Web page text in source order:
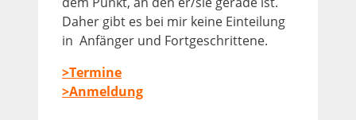
Daher gibt es bei mir keine Einteilung
in Anfänger und Fortgeschrittene.
>Termine
>Anmeldung